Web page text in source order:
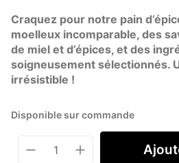
Craquez pour notre pain
moelleux incomparable, des
de miel et d’épices, et des
soigneusement sélectionnés.
irrésistible !
Disponible sur commande
quantité